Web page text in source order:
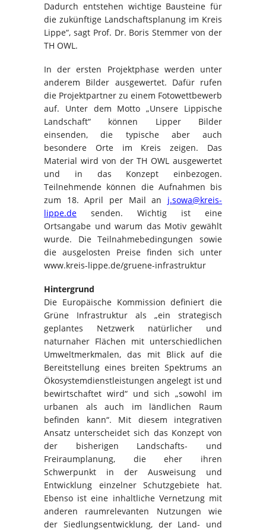
Dadurch entstehen wichtige Bausteine für
die zukünftige Landschaftsplanung im Kreis
Lippe“, sagt Prof. Dr. Boris Stemmer von der
TH OWL.
In der ersten Projektphase werden unter
anderem Bilder ausgewertet. Dafür rufen
die Projektpartner zu einem Fotowettbewerb
auf. Unter dem Motto „Unsere Lippische
Landschaft“ können Lipper Bilder
einsenden, die typische aber auch
besondere Orte im Kreis zeigen. Das
Material wird von der TH OWL ausgewertet
und in das Konzept einbezogen.
Teilnehmende können die Aufnahmen bis
zum 18. April per Mail an j.sowa@kreis-
lippe.de senden. Wichtig ist eine
Ortsangabe und warum das Motiv gewählt
wurde. Die Teilnahmebedingungen sowie
die ausgelosten Preise finden sich unter
www.kreis-lippe.de/gruene-infrastruktur
Hintergrund
Die Europäische Kommission definiert die
Grüne Infrastruktur als „ein strategisch
geplantes Netzwerk natürlicher und
naturnaher Flächen mit unterschiedlichen
Umweltmerkmalen, das mit Blick auf die
Bereitstellung eines breiten Spektrums an
Ökosystemdienstleistungen angelegt ist und
bewirtschaftet wird“ und sich „sowohl im
urbanen als auch im ländlichen Raum
befinden kann“. Mit diesem integrativen
Ansatz unterscheidet sich das Konzept von
der bisherigen Landschafts- und
Freiraumplanung, die eher ihren
Schwerpunkt in der Ausweisung und
Entwicklung einzelner Schutzgebiete hat.
Ebenso ist eine inhaltliche Vernetzung mit
anderen raumrelevanten Nutzungen wie
der Siedlungsentwicklung, der Land- und